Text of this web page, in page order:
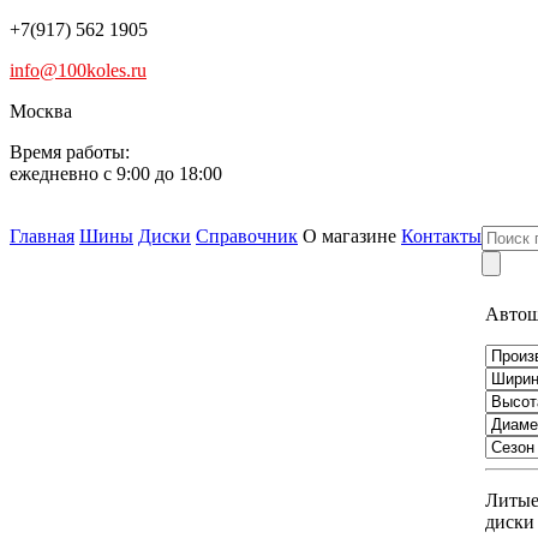
+7(917) 562 1905
info@100koles.ru
Москва
Время работы:
ежедневно с 9:00 до 18:00
Главная Шины Диски Справочник О магазине Контакты
Литые
диски